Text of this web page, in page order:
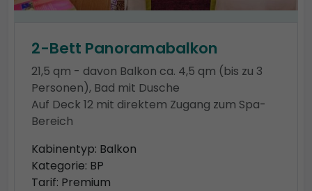
2-Bett Panoramabalkon
21,5 qm - davon Balkon ca. 4,5 qm (bis zu 3
Personen), Bad mit Dusche
Auf Deck 12 mit direktem Zugang zum Spa-
Bereich
Kabinentyp: Balkon
Kategorie: BP
Tarif: Premium